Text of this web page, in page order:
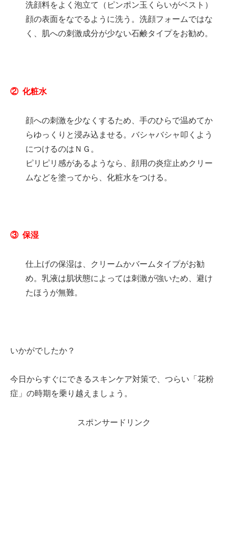
洗顔料をよく泡立て（ピンポン玉くらいがベスト）
顔の表面をなでるように洗う。洗顔フォームではな
く、肌への刺激成分が少ない石鹸タイプをお勧め。
② 化粧水
顔への刺激を少なくするため、手のひらで温めてか
らゆっくりと浸み込ませる。バシャバシャ叩くよう
につけるのはＮＧ。
ピリピリ感があるようなら、顔用の炎症止めクリー
ムなどを塗ってから、化粧水をつける。
③ 保湿
仕上げの保湿は、クリームかバームタイプがお勧
め。乳液は肌状態によっては刺激が強いため、避け
たほうが無難。
いかがでしたか？
今日からすぐにできるスキンケア対策で、つらい「花粉
症」の時期を乗り越えましょう。
スポンサードリンク